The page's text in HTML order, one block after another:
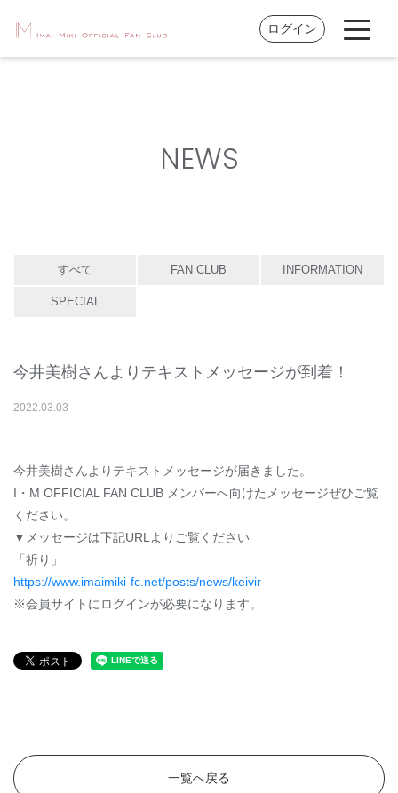
ログイン
NEWS
すべて FAN CLUB INFORMATION
SPECIAL
今井美樹さんよりテキストメッセージが到着！
2022.03.03
今井美樹さんよりテキストメッセージが届きました。
I・M OFFICIAL FAN CLUB メンバーへ向けたメッセージぜひご覧
ください。
▼メッセージは下記URLよりご覧ください
「祈り」
https://www.imaimiki-fc.net/posts/news/keivir
※会員サイトにログインが必要になります。
一覧へ戻る